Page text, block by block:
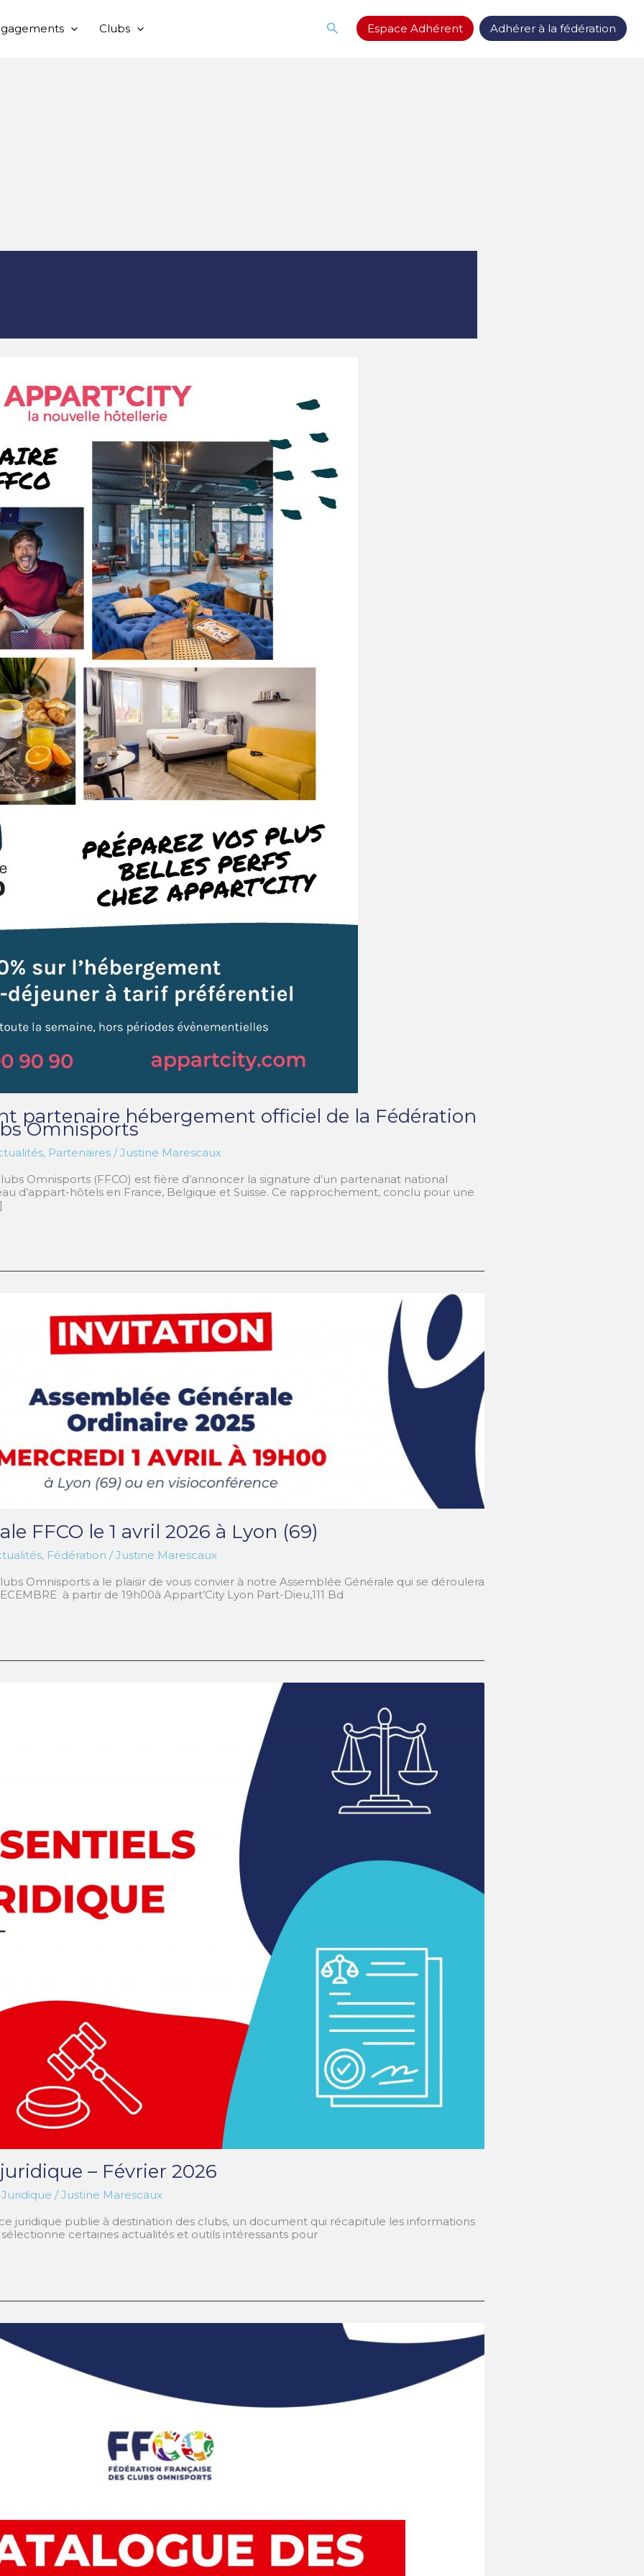
Clubs RechercherEspace Adhérent Adhérer à la fédération
partenaire hébergement officiel de la Fédération
Omnisports
, Partenaires/Justine Marescaux
Omnisports (FFCO) est fière d’annoncer la signature d’un partenariat national
d’appart-hôtels en France, Belgique et Suisse. Ce rapprochement, conclu pour une
FFCO le 1 avril 2026 à Lyon (69)
, Fédération /Justine Marescaux
Omnisports a le plaisir de vous convier à notre Assemblée Générale qui se déroulera
à partir de 19h00à Appart’City Lyon Part-Dieu,111 Bd
– Février 2026
Juridique /Justine Marescaux
juridique publie à destination des clubs, un document qui récapitule les informations
certaines actualités et outils intéressants pour